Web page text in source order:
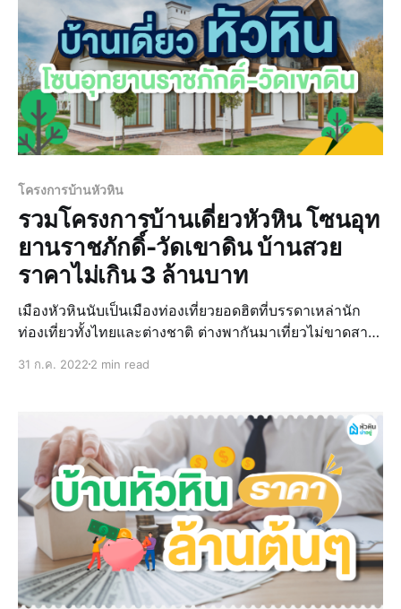
โครงการบ้านหัวหิน
รวมโครงการบ้านเดี่ยวหัวหิน โซนอุท
ยานราชภักดิ์-วัดเขาดิน บ้านสวย
ราคาไม่เกิน 3 ล้านบาท
เมืองหัวหินนับเป็นเมืองท่องเที่ยวยอดฮิตที่บรรดาเหล่านัก
ท่องเที่ยวทั้งไทยและต่างชาติ ต่างพากันมาเที่ยวไม่ขาดสาย
คืน การเดินทางก็ง่าย บางครอบครัวตัดสินใจซื้อบ้านหัวหิน
31 ก.ค. 2022 2 min read